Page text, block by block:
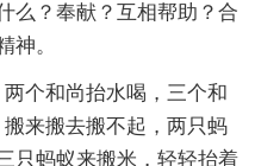
么？奉献？互相帮助？合
神。
个和尚抬水喝，三个和
来搬去搬不起，两只蚂
只蚂蚁来搬米，轻轻抬着